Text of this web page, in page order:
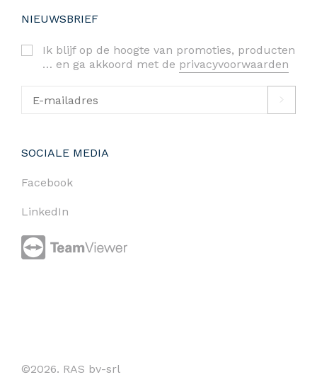
NIEUWSBRIEF
Ik blijf op de hoogte van promoties, producten
… en ga akkoord met de privacyvoorwaarden
SOCIALE MEDIA
Facebook
LinkedIn
©2026. RAS bv-srl